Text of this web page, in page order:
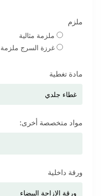
ملزم
ملزمة مثالية
غرزة السرج ملزمة
مادة تغطية
مواد متخصصة أخرى:
ورقة داخلية